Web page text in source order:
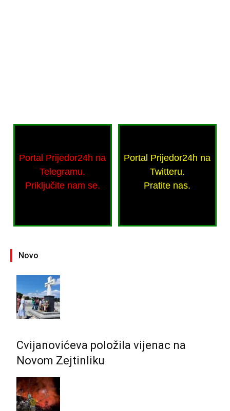
Portal Prijedor24h na
Telegramu.
Priključite nam se.
Portal Prijedor24h na
Twitteru.
Pratite nas.
Novo
Cvijanovićeva položila vijenac na
Novom Zejtinliku